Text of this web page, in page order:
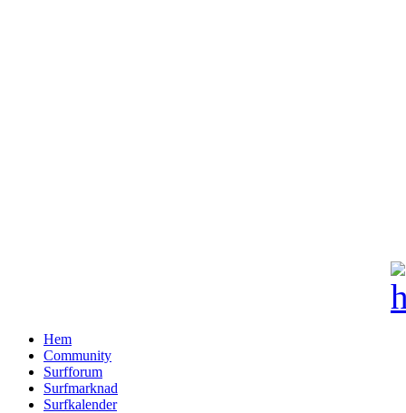
Hem
Community
Surfforum
Surfmarknad
Surfkalender